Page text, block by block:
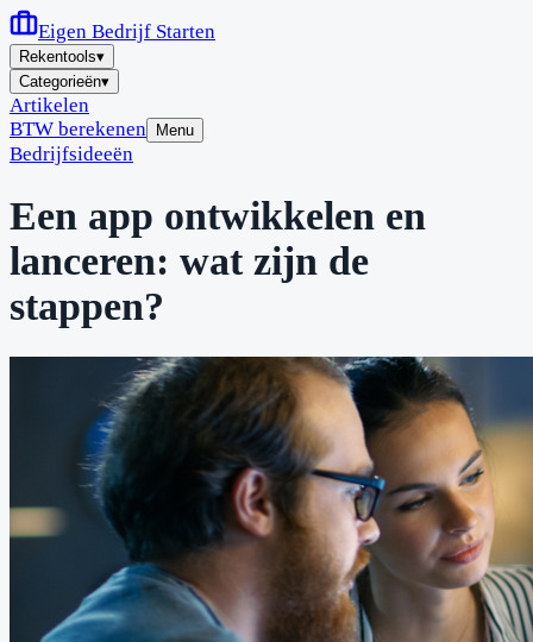
Eigen Bedrijf Starten
Rekentools▾
Categorieën▾
Artikelen
BTW berekenen
Menu
Bedrijfsideeën
Een app ontwikkelen en
lanceren: wat zijn de
stappen?